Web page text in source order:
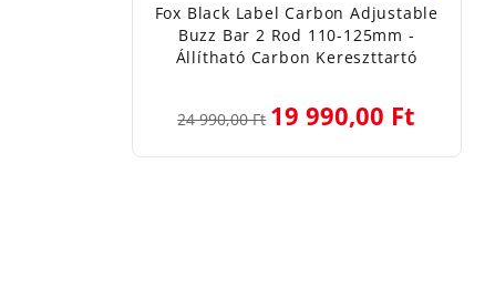
Fox Black Label Carbon Adjustable
Buzz Bar 2 Rod 110-125mm -
Állítható Carbon Kereszttartó
24 990,00 Ft 19 990,00 Ft